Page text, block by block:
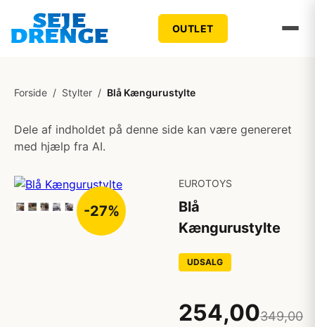
OUTLET
Forside / Stylter / Blå Kængurustylte
Dele af indholdet på denne side kan være genereret
med hjælp fra AI.
-27%
EUROTOYS
Blå
Kængurustylte
UDSALG
254,00349,00